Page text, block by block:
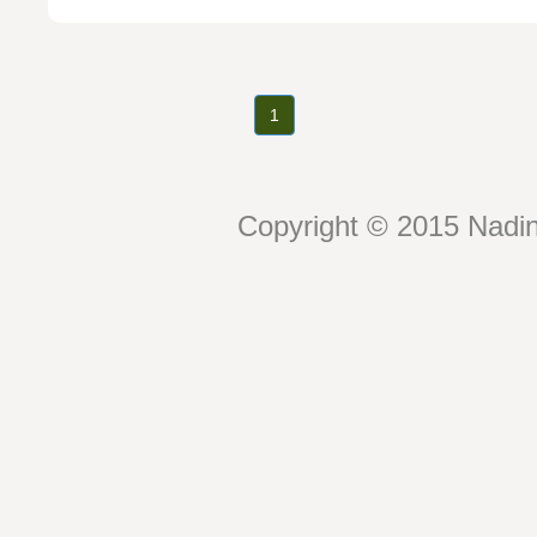
1
Copyright © 2015